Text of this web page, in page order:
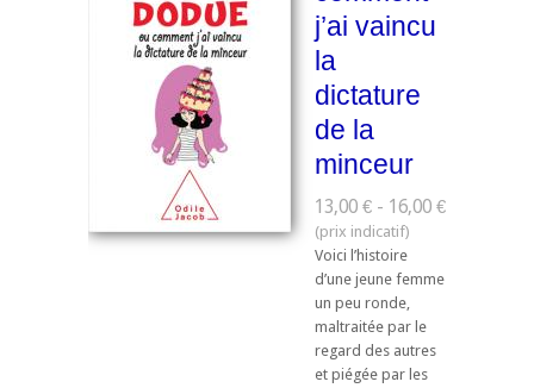
j’ai vaincu
la
dictature
de la
minceur
13,00 € - 16,00 €
Voici l’histoire
d’une jeune femme
un peu ronde,
maltraitée par le
regard des autres
et piégée par les